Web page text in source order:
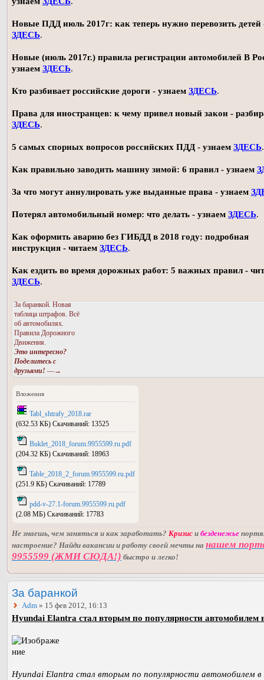
Новые ПДД июль 2017г: как теперь нужно перевозить детей
ЗДЕСЬ.
Новые (июль 2017г.) правила регистрации автомобилей В
узнаем ЗДЕСЬ.
Кто разбивает российские дороги - узнаем ЗДЕСЬ.
Права для иностранцев: к чему привел новый закон -
ЗДЕСЬ.
5 самых спорных вопросов российских ПДД - узнаем ЗДЕСЬ.
Как правильно заводить машину зимой: 6 правил - узнаем
За что могут аннулировать уже выданные права - узнаем
Потерял автомобильный номер: что делать - узнаем ЗДЕСЬ.
Как оформить аварию без ГИБДД в 2018 году: подробная
инструкция - читаем ЗДЕСЬ.
Как ездить во время дорожных работ: 5 важных правил -
ЗДЕСЬ.
За баранкой. Новая
таблица штрафов. Всё
об автомобилях.
Правила Дорожного
Движения.
Это интересно?
Поделитесь с
друзьями! —→
Вложения
Tabl_shtrafy_2018.rar
(632.53 КБ) Скачиваний: 13525
Buklet_2018_forum.9955599.ru.pdf
(204.32 КБ) Скачиваний: 18963
Table_2018_2_forum.9955599.ru.pdf
(251.9 КБ) Скачиваний: 17789
pdd-v-27.1-forum.9955599.ru.pdf
(2.08 МБ) Скачиваний: 17783
Не знаешь, чем заняться и как заработать? Кризис и безденежье
настроение? Найди вакансии и работу своей мечты на нашем
9955599 (ЖМИ СЮДА!) быстро и легко!
За баранкой
Adm » 15 фев 2012, 16:13
Hyundai Elantra стал вторым по популярности автомобилем
Hyundai Elantra стал вторым по популярности автомобилем в